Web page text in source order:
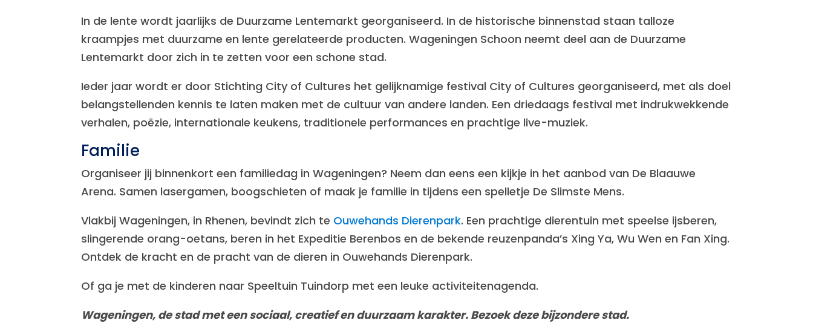
In de lente wordt jaarlijks de Duurzame Lentemarkt georganiseerd. In de historische binnenstad staan talloze
kraampjes met duurzame en lente gerelateerde producten. Wageningen Schoon neemt deel aan de Duurzame
Lentemarkt door zich in te zetten voor een schone stad.
Ieder jaar wordt er door Stichting City of Cultures het gelijknamige festival City of Cultures georganiseerd, met als doel
belangstellenden kennis te laten maken met de cultuur van andere landen. Een driedaags festival met indrukwekkende
verhalen, poëzie, internationale keukens, traditionele performances en prachtige live-muziek.
Familie
Organiseer jij binnenkort een familiedag in Wageningen? Neem dan eens een kijkje in het aanbod van De Blaauwe
Arena. Samen lasergamen, boogschieten of maak je familie in tijdens een spelletje De Slimste Mens.
Vlakbij Wageningen, in Rhenen, bevindt zich te Ouwehands Dierenpark. Een prachtige dierentuin met speelse ijsberen,
slingerende orang-oetans, beren in het Expeditie Berenbos en de bekende reuzenpanda’s Xing Ya, Wu Wen en Fan Xing.
Ontdek de kracht en de pracht van de dieren in Ouwehands Dierenpark.
Of ga je met de kinderen naar Speeltuin Tuindorp met een leuke activiteitenagenda.
Wageningen, de stad met een sociaal, creatief en duurzaam karakter. Bezoek deze bijzondere stad.